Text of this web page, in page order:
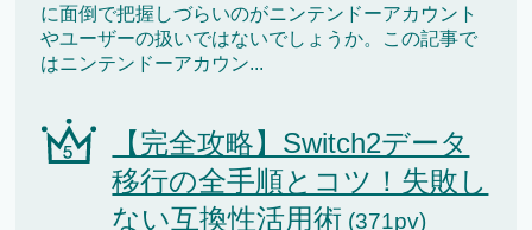
に面倒で把握しづらいのがニンテンドーアカウント
やユーザーの扱いではないでしょうか。この記事で
はニンテンドーアカウン...
【完全攻略】Switch2データ
移行の全手順とコツ！失敗し
ない互換性活用術 (371pv)